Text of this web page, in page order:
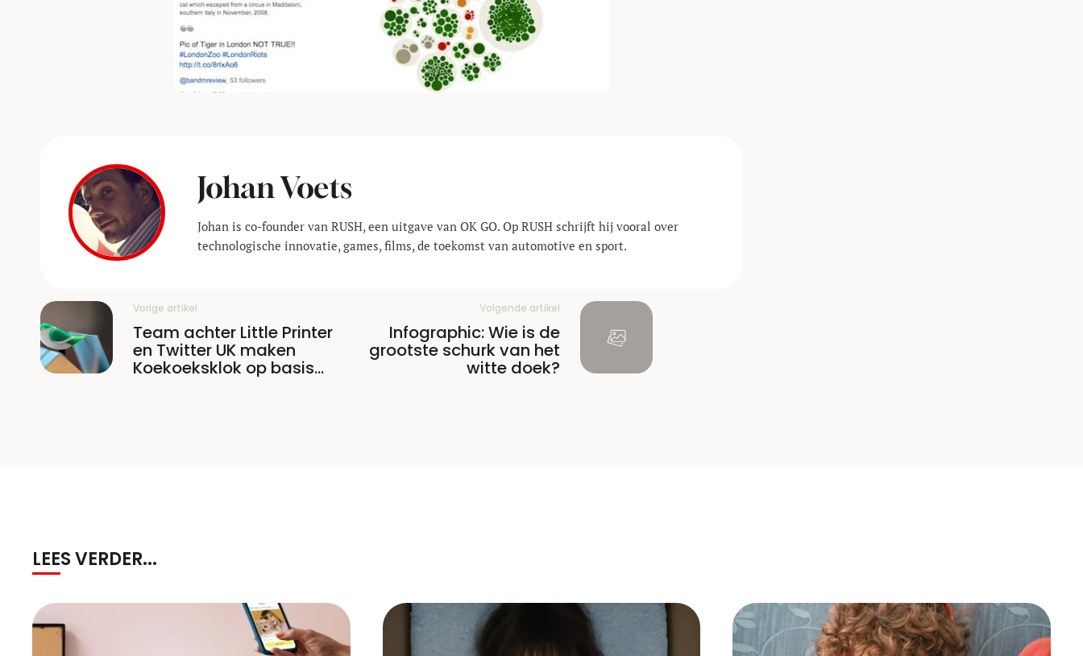
Johan Voets
Johan is co-founder van RUSH, een uitgave van OK GO. Op RUSH schrijft hij vooral over
technologische innovatie, games, films, de toekomst van automotive en sport.
Vorige artikel
Team achter Little Printer
en Twitter UK maken
Koekoeksklok op basis
Volgende artikel
Infographic: Wie is de
grootste schurk van het
witte doek?
LEES VERDER...